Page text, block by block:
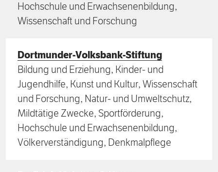
Hochschule und Erwachsenenbildung,
Wissenschaft und Forschung
Dortmunder-Volksbank-Stiftung
Bildung und Erziehung, Kinder- und
Jugendhilfe, Kunst und Kultur, Wissenschaft
und Forschung, Natur- und Umweltschutz,
Mildtätige Zwecke, Sportförderung,
Hochschule und Erwachsenenbildung,
Völkerverständigung, Denkmalpflege